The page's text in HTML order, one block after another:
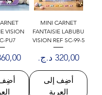
MINI CARNET
FANTAISIE LABUBU
VISION REF SC-99-5
السعر‏320,00 د.ج.‏
أضِف إلى
العربة
VISION
PU7
‏360,00 د.ج.‏